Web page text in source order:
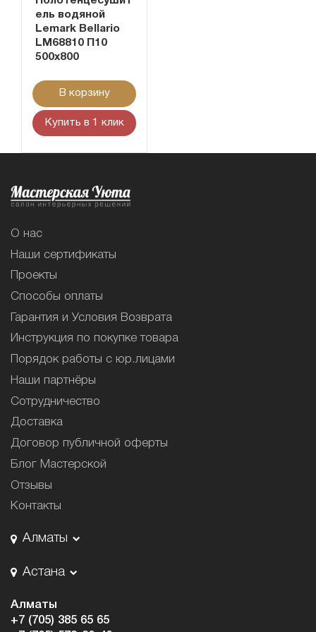
ель водяной
Lemark Bellario
LM68810 П10
500x800
В корзину
Купить в 1 клик
О нас
Наши сертификаты
Проекты
Способы оплаты
Гарантия и Условия Возврата
Инструкция по покупке товара
Порядок работы с юр.лицами
Наши партнёры
Сотрудничество
Доставка
Договор публичной оферты
Блог Мастерской
Отзывы
Контакты
Алматы
Астана
Алматы
+7 (705) 385 65 65